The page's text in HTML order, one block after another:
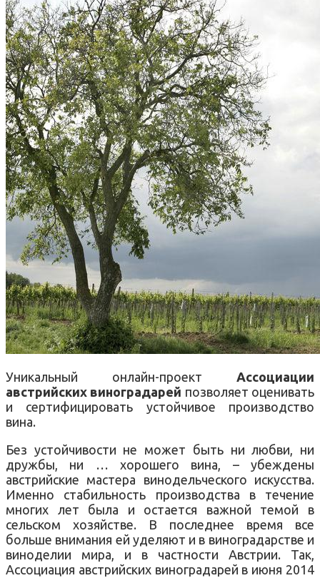
Уникальный онлайн-проект Ассоциации
австрийских виноградарей позволяет оценивать
и сертифицировать устойчивое производство
вина.
Без устойчивости не может быть ни любви, ни
дружбы, ни … хорошего вина, – убеждены
австрийские мастера винодельческого искусства.
Именно стабильность производства в течение
многих лет была и остается важной темой в
сельском хозяйстве. В последнее время все
больше внимания ей уделяют и в виноградарстве и
виноделии мира, и в частности Австрии. Так,
Ассоциация австрийских виноградарей в июня 2014